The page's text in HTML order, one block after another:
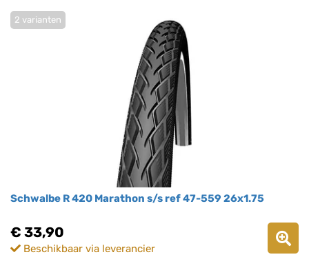
Schwalbe R 420 Marathon s/s ref 47-559 26x1.75
2 varianten
€ 33,90
Beschikbaar via leverancier